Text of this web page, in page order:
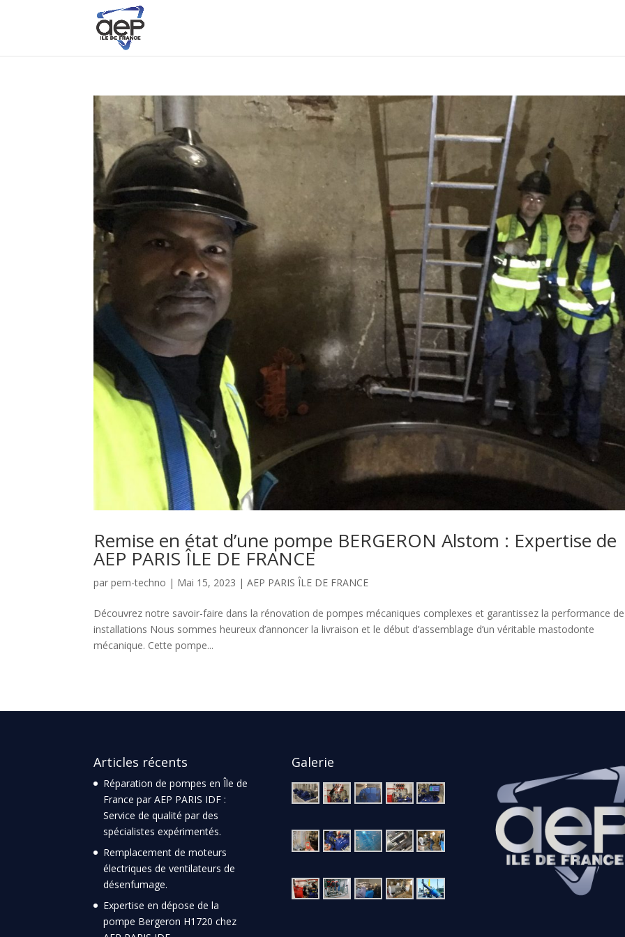
Remise en état d’une pompe BERGERON Alstom : Expertise de
AEP PARIS ÎLE DE FRANCE
parpem-techno | Mai 15, 2023 |AEP PARIS ÎLE DE FRANCE
Découvrez notre savoir-faire dans la rénovation de pompes mécaniques complexes et garantissez la performance
installations Nous sommes heureux d’annoncer la livraison et le début d’assemblage d’un véritable mastodonte
mécanique. Cette pompe...
Articles récents
Réparation de pompes en Île de
France par AEP PARIS IDF :
Service de qualité par des
spécialistes expérimentés.
Remplacement de moteurs
électriques de ventilateurs de
désenfumage.
Expertise en dépose de la
pompe Bergeron H1720 chez
Galerie